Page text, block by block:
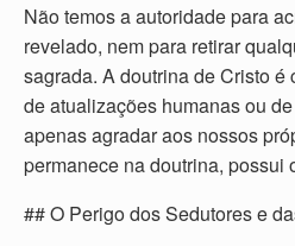
Não temos a autoridade para
revelado, nem para retirar
sagrada. A doutrina de Cristo
de atualizações humanas ou
apenas agradar aos nossos
permanece na doutrina, possui
## O Perigo dos Sedutores e